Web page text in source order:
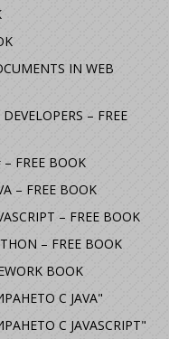
IN WEB
– FREE
FREE BOOK
– FREE BOOK
– FREE BOOK
– FREE BOOK
BOOK
С JAVA"
С JAVASCRIPT"